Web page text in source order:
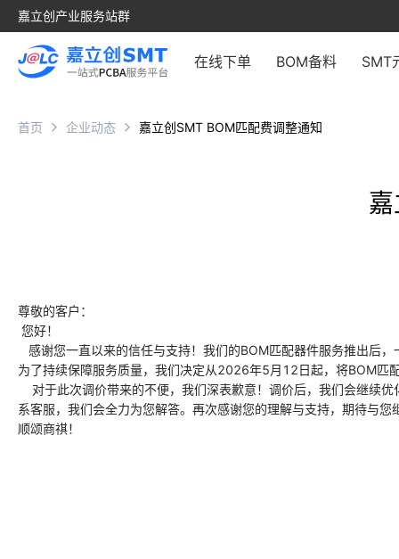
嘉立创产业服务站群
在线下单 BOM备料 SMT
首页 企业动态 嘉立创SMT BOM匹配费调整通知
尊敬的客户：
您好！
感谢您一直以来的信任与支持！我们的BOM匹配器件服务推出后
为了持续保障服务质量，我们决定从2026年5月12日起，将BOM匹
对于此次调价带来的不便，我们深表歉意！调价后，我们会继续
系客服，我们会全力为您解答。再次感谢您的理解与支持，期待与您
顺颂商祺！